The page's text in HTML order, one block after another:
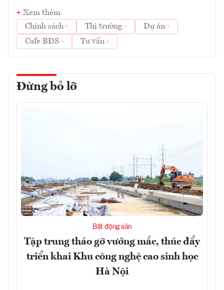
Xem thêm
Chính sách
Thị trường
Dự án
Cafe BĐS
Tư vấn
Đừng bỏ lỡ
Bất động sản
Tập trung tháo gỡ vướng mắc, thúc đẩy
triển khai Khu công nghệ cao sinh học
Hà Nội